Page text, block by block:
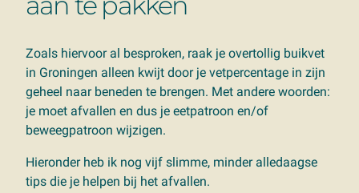
Zoals hiervoor al besproken, raak je overtollig buikvet
in Groningen alleen kwijt door je vetpercentage in zijn
geheel naar beneden te brengen. Met andere woorden:
je moet afvallen en dus je eetpatroon en/of
beweegpatroon wijzigen.
Hieronder heb ik nog vijf slimme, minder alledaagse
tips die je helpen bij het afvallen.